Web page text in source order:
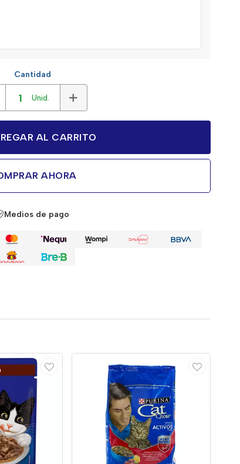
Cantidad
Unid.
AL CARRITO
AHORA
Medios de pago